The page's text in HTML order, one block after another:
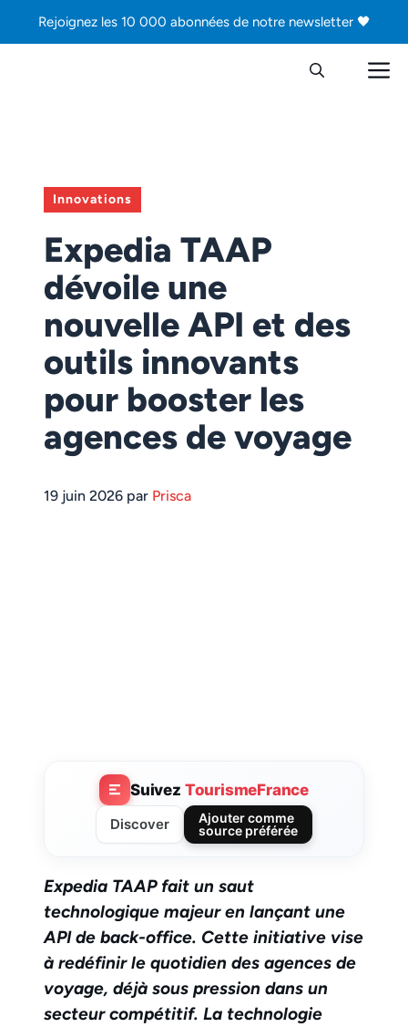
Rejoignez les 10 000 abonnées de notre newsletter 🖤
Innovations
Expedia TAAP
dévoile une
nouvelle API et des
outils innovants
pour booster les
agences de voyage
19 juin 2026 par Prisca
Suivez TourismeFrance
Discover
Ajouter comme
source préférée
Expedia TAAP fait un saut
technologique majeur en lançant une
API de back-office. Cette initiative vise
à redéfinir le quotidien des agences de
voyage, déjà sous pression dans un
secteur compétitif. La technologie